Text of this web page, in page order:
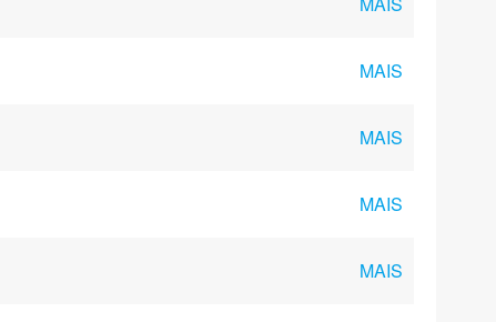
MAIS
MAIS
MAIS
MAIS